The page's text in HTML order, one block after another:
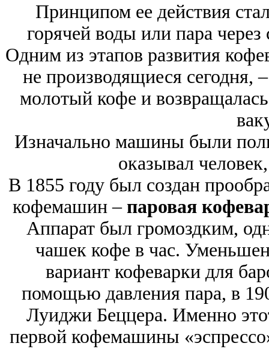
Принципом ее действия
горячей воды или пара
Одним из этапов развития
не производящиеся сегодня,
молотый кофе и
Изначально машины были
оказывал
В 1855 году был создан
кофемашин – паровая
Аппарат был громоздким,
чашек кофе в час.
вариант кофеварки для
помощью давления пара, в
Луиджи Беццера. Именно
первой кофемашины